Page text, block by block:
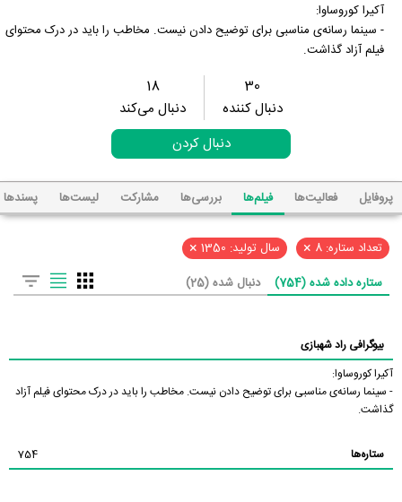
آکیرا کوروساوا:
- سینما رسانه‌ی مناسبی برای توضیح دادن نیست. مخاطب را باید در درک محتوای
فیلم آزاد گذاشت.
30
دنبال کننده
18
دنبال می‌کند
دنبال کردن
پروفایل فعالیت‌ها فیلم‌ها بررسی‌ها مشارکت لیست‌ها پسند‌ها
تعداد ستاره: 8 × سال تولید: 1350 ×
ستاره داده شده (754) دنبال شده (25)
بیوگرافی راد شهبازی
آکیرا کوروساوا:
- سینما رسانه‌ی مناسبی برای توضیح دادن نیست. مخاطب را باید در درک محتوای فیلم آزاد
گذاشت.
ستاره‌ها 754